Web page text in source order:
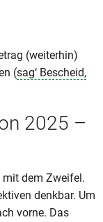
(weiterhin)
(sag‘ Bescheid,
2025 –
mit dem Zweifel.
denkbar. Um
vorne. Das